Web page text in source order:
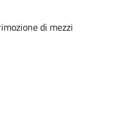
di mezzi